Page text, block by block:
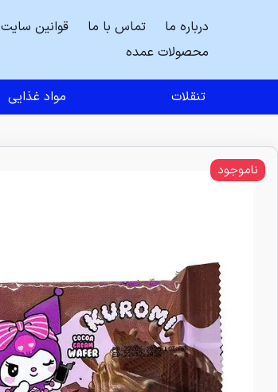
درباره ما تماس با ما قوانین سایت
محصولات عمده
تنقلات مواد غذایی
ناموجود